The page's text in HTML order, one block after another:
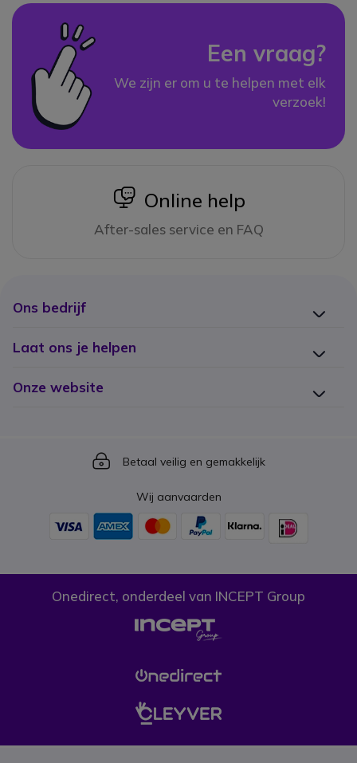
Een vraag?
We zijn er om u te helpen met elk
verzoek!
icon
Online help
After-sales service en FAQ
Ons bedrijf
Laat ons je helpen
Onze website
Icon
Betaal veilig en gemakkelijk
Wij aanvaarden
Onedirect, onderdeel van INCEPT Group